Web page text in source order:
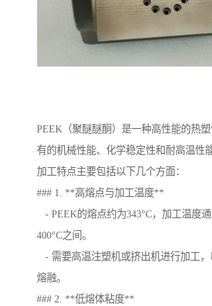
PEEK（聚醚醚酮）是一种高性能的热
有的机械性能、化学稳定性和耐高温性
加工特点主要包括以下几个方面：
### 1. **高熔点与加工温度**
- PEEK的熔点约为343°C，加工温度通
400°C之间。
- 需要高温注塑机或挤出机进行加工
熔融。
### 2. **低熔体粘度**